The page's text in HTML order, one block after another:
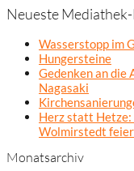
Neueste
Wasserstopp im
Hungersteine
Gedenken an die
Nagasaki
Herz statt Hetze:
Wolmirstedt
Monatsarchiv